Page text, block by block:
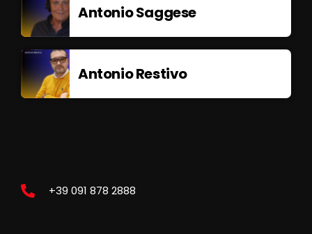
Antonio Saggese
Antonio Restivo
+39 091 878 2888